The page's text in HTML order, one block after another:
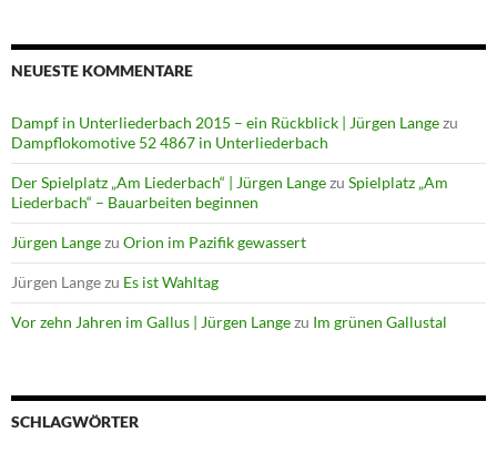
NEUESTE KOMMENTARE
Dampf in Unterliederbach 2015 – ein Rückblick | Jürgen Langezu
Dampflokomotive 52 4867 in Unterliederbach
Der Spielplatz „Am Liederbach“ | Jürgen Langezu Spielplatz „Am
Liederbach“ – Bauarbeiten beginnen
Jürgen Langezu Orion im Pazifik gewassert
Jürgen Langezu Es ist Wahltag
Vor zehn Jahren im Gallus | Jürgen Langezu Im grünen Gallustal
SCHLAGWÖRTER